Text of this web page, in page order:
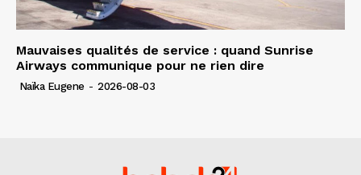
Mauvaises qualités de service : quand Sunrise
Airways communique pour ne rien dire
Naïka Eugene - 2026-08-03